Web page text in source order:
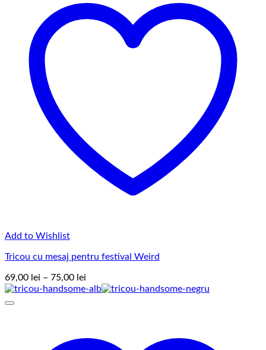
75,00 lei
Add to Wishlist
Tricou cu mesaj pentru festival Weird
69,00 lei – 75,00 lei
de
75,00 lei